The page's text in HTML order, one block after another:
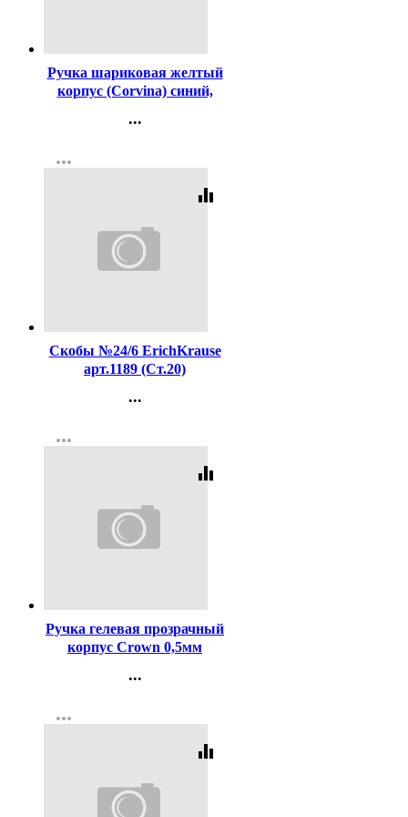
Ручка шариковая желтый
корпус (Corvina) синий,
...
Регистрация
more_horiz
equalizer
Скобы №24/6 ErichKrause
арт.1189 (Ст.20)
...
Регистрация
more_horiz
equalizer
Ручка гелевая прозрачный
корпус Crown 0,5мм
...
Регистрация
more_horiz
equalizer